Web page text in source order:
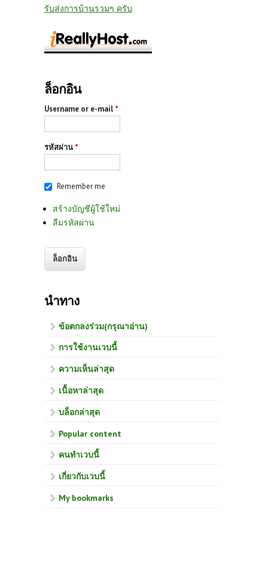
รับส่งการบ้านรวมๆ ครับ
ล็อกอิน
Username or e-mail *
รหัสผ่าน *
Remember me
สร้างบัญชีผู้ใช้ใหม่
ลืมรหัสผ่าน
นำทาง
ข้อตกลงร่วม(กรุณาอ่าน)
การใช้งานเวบนี้
ความเห็นล่าสุด
เนื้อหาล่าสุด
บล็อกล่าสุด
Popular content
คนทำเวบนี้
เกี่ยวกับเวบนี้
My bookmarks